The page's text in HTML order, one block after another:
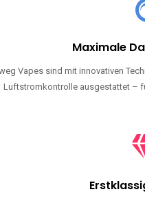
Maximale
Vapes sind mit innovativen
Luftstromkontrolle ausgestattet –